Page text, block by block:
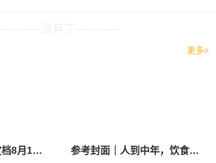
更多>
《咕噜比事务所》定档8月10日 聚焦儿童情绪教育助力健康成长 参考封面｜人到中年，饮食该如何调整？